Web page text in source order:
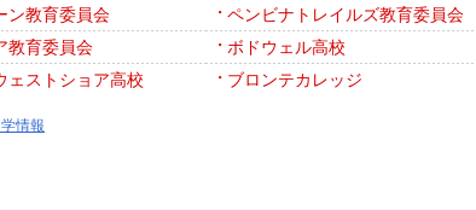
ン教育委員会
ペンビナトレイルズ教育委員会
教育委員会
ボドウェル高校
ェストショア高校
ブロンテカレッジ
情報